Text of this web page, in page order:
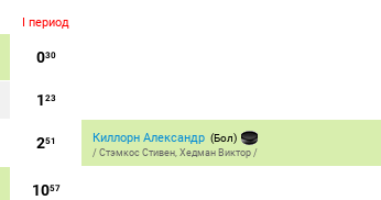
I период
030
1 23
251 Киллорн Александр (Бол)
/Стэмкос Стивен,Хедман Виктор /
1057